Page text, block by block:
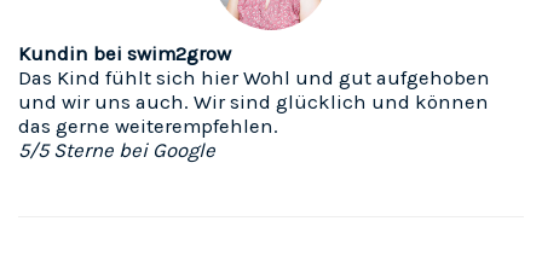
Kundin bei swim2grow
Das Kind fühlt sich hier Wohl und gut aufgehoben
und wir uns auch. Wir sind glücklich und können
das gerne weiterempfehlen.
5/5 Sterne bei Google